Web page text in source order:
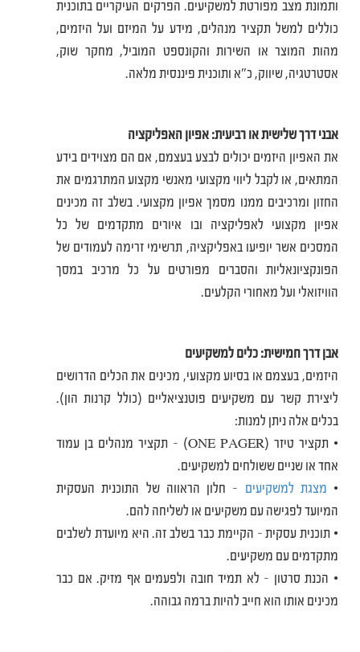
ותמונת מצב מפורטת למשקיעים. הפרקים העיקריים בתוכנית
כוללים למשל תקציר מנהלים, מידע על המיזם ועל היזמים,
מהות המוצר או השירות והקונספט המוביל, מחקר שוק,
אסטרטגיה, שיווק, כ"א ותוכנית פיננסית מלאה.
אבני דרך שלישית או רביעית: אפיון האפליקציה
את האפיון היזמים יכולים לבצע בעצמם, אם הם מצוידים בידע
המתאים, או לקבל ליווי מקצועי מאנשי מקצוע המתרגמים את
החזון ומרכיבים ממנו מסמך אפיון מקצועי. בשלב זה מכינים
אפיון מקצועי לאפליקציה ובו איורים מתקדמים של כל
המסכים אשר יופיעו באפליקציה, תרשימי זרימה לעמודים של
הפונקציונאליות והסברים מפורטים על כל מרכיב במסך
הוויזואלי ועל מאחורי הקלעים.
אבן דרך חמישית: כלים למשקיעים
היזמים, בעצמם או בסיוע מקצועי, מכינים את הכלים הדרושים
ליצירת קשר עם משקיעים פוטנציאליים (כולל קרנות הון).
בכלים אלה ניתן למנות:
• תקציר טיזר (ONE PAGER) – תקציר מנהלים בן עמוד
אחד או שניים ששולחים למשקיעים.
• מצגת למשקיעים – חלון הראווה של התוכנית העסקית
המיועד לפגישה עם משקיעים או לשליחה להם.
• תוכנית עסקית – הקיימת כבר בשלב זה. היא מיועדת לשלבים
מתקדמים עם משקיעים.
• הכנת סרטון – לא תמיד חובה ולפעמים אף מזיק. אם כבר
מכינים אותו הוא חייב להיות ברמה גבוהה.